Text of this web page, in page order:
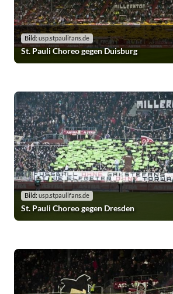
Bild: usp.stpaulifans.de
St. Pauli Choreo gegen Duisburg
Bild: usp.stpaulifans.de
St. Pauli Choreo gegen Dresden